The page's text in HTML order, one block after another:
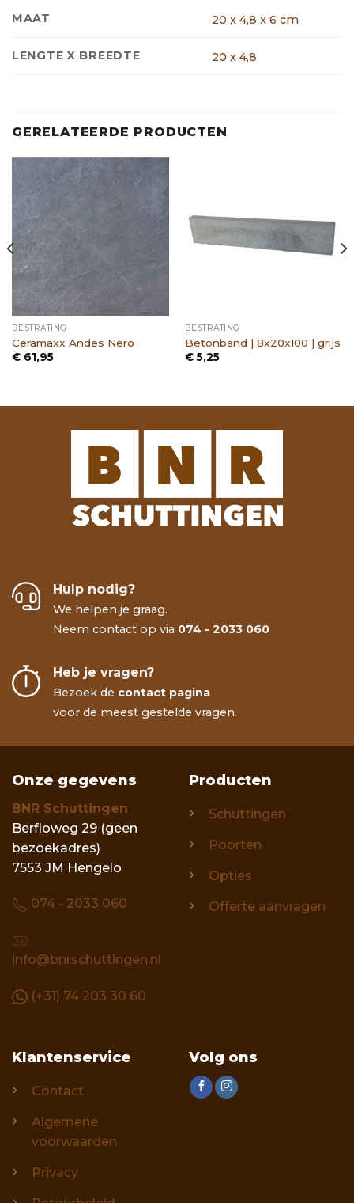
MAAT 20 x 4,8 x 6 cm
LENGTE X BREEDTE 20 x 4,8
GERELATEERDE PRODUCTEN
BESTRATING
Ceramaxx Andes Nero
€61,95
BESTRATING
Betonband | 8x20x100 | grijs
€5,25
Hulp nodig?
We helpen je graag.
Neem contact op via 074 - 2033 060
Heb je vragen?
Bezoek de contact pagina
voor de meest gestelde vragen.
Onze gegevens
BNR Schuttingen
Berfloweg 29 (geen
bezoekadres)
7553 JM Hengelo
074 - 2033 060
info@bnrschuttingen.nl
(+31) 74 203 30 60
Producten
Schuttingen
Poorten
Opties
Offerte aanvragen
Klantenservice
Contact
Algemene
voorwaarden
Privacy
Volg ons